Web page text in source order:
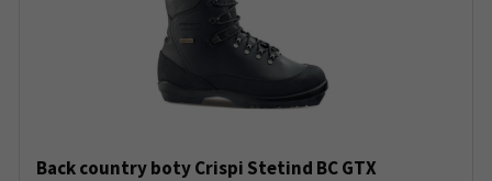
Back country boty Crispi Stetind BC GTX